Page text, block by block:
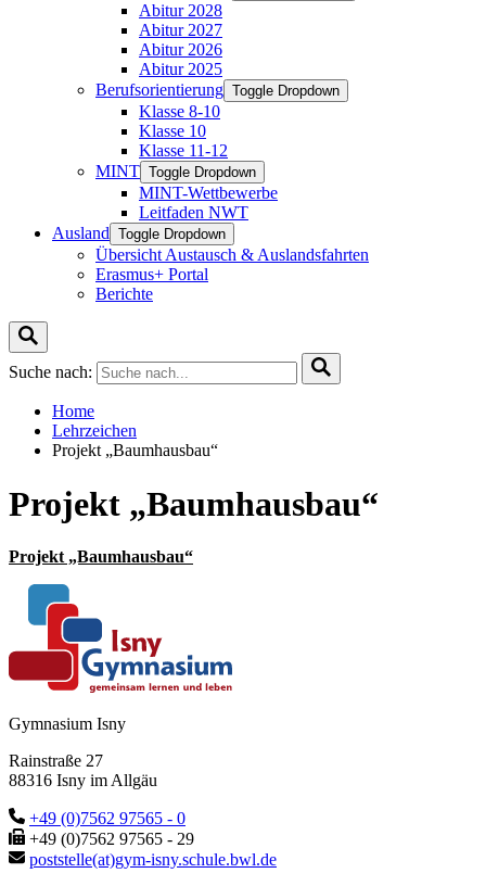
Abitur 2028
Abitur 2027
Abitur 2026
Abitur 2025
Berufsorientierung Toggle Dropdown
Klasse 8-10
Klasse 10
Klasse 11-12
MINT Toggle Dropdown
MINT-Wettbewerbe
Leitfaden NWT
Ausland Toggle Dropdown
Übersicht Austausch & Auslandsfahrten
Erasmus+ Portal
Berichte
Suche nach:
Home
Lehrzeichen
Projekt „Baumhausbau“
Projekt „Baumhausbau“
Projekt „Baumhausbau“
Gymnasium Isny
Rainstraße 27
88316 Isny im Allgäu
+49 (0)7562 97565 - 0
+49 (0)7562 97565 - 29
poststelle(at)gym-isny.schule.bwl.de